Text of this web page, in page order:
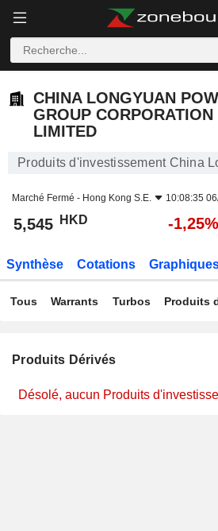
CHINA LONGYUAN
GROUP CORPORATION
LIMITED
Produits d'investissement China
Marché Fermé - Hong Kong S.E. 10:08:35
5,545 HKD -1,25%
Synthèse Cotations
Tous Warrants Turbos Produits
Produits Dérivés
Désolé, aucun Produits